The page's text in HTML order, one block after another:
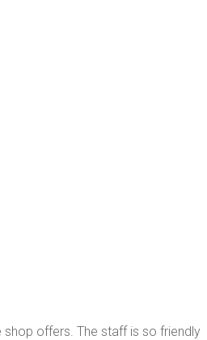
offers. The staff is so friendly